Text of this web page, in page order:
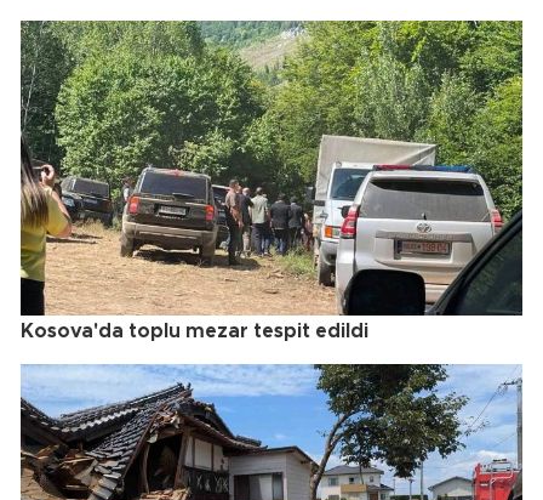
Kosova'da toplu mezar tespit edildi